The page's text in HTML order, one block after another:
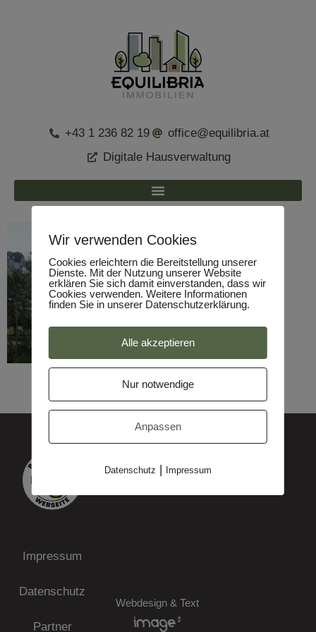
+43 1 236 82 19
office@equilibria.at
Digitale Hausverwaltung
Impressum
Datenschutz
Partner
Webdesign & Text
Wir verwenden Cookies
Cookies erleichtern die Bereitstellung unserer
Dienste. Mit der Nutzung unserer Website
erklären Sie sich damit einverstanden, dass wir
Cookies verwenden. Weitere Informationen
finden Sie in unserer Datenschutzerklärung.
Alle akzeptieren
Nur notwendige
Anpassen
Datenschutz | Impressum